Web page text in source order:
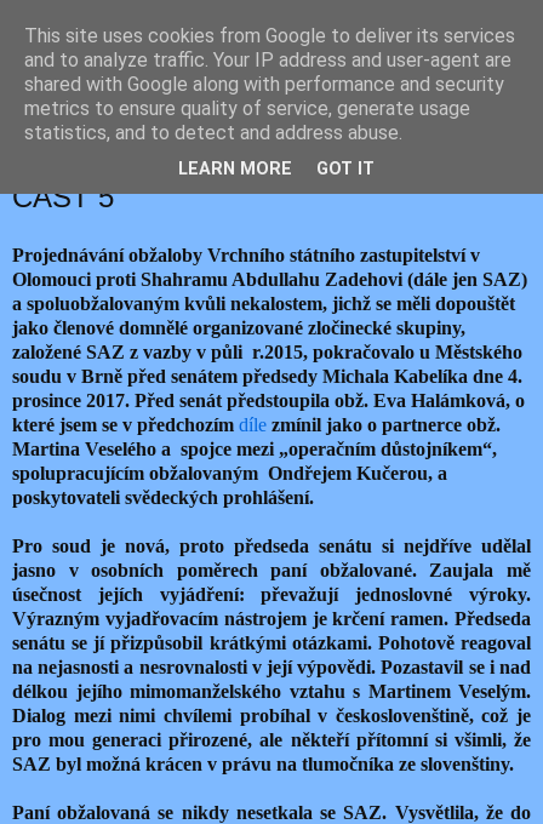
JEMELIK ZDENĚK
úterý 5. prosince 2017
KAUZA ZADEH: NOVÁ OBŽALOBA –
ČÁST 5
Projednávání obžaloby Vrchního státního zastupitelství v
Olomouci proti Shahramu Abdullahu Zadehovi (dále jen SAZ)
a spoluobžalovaným kvůli nekalostem, jichž se měli dopouštět
jako členové domnělé organizované zločinecké skupiny,
založené SAZ z vazby v půli r.2015, pokračovalo u Městského
soudu v Brně před senátem předsedy Michala Kabelíka dne 4.
prosince 2017. Před senát předstoupila obž. Eva Halámková, o
které jsem se v předchozím díle zmínil jako o partnerce obž.
Martina Veselého a spojce mezi „operačním důstojníkem“,
spolupracujícím obžalovaným Ondřejem Kučerou, a
poskytovateli svědeckých prohlášení.
Pro soud je nová, proto předseda senátu si nejdříve udělal
jasno v osobních poměrech paní obžalované. Zaujala mě
úsečnost jejích vyjádření: převažují jednoslovné výroky.
Výrazným vyjadřovacím nástrojem je krčení ramen. Předseda
senátu se jí přizpůsobil krátkými otázkami. Pohotově reagoval
na nejasnosti a nesrovnalosti v její výpovědi. Pozastavil se i nad
délkou jejího mimomanželského vztahu s Martinem Veselým.
Dialog mezi nimi chvílemi probíhal v českoslovenštině, což je
pro mou generaci přirozené, ale někteří přítomní si všimli, že
SAZ byl možná krácen v právu na tlumočníka ze slovenštiny.
Paní obžalovaná se nikdy nesetkala se SAZ. Vysvětlila, že do
This site uses cookies from Google to deliver its services
and to analyze traffic. Your IP address and user-agent are
shared with Google along with performance and security
metrics to ensure quality of service, generate usage
statistics, and to detect and address abuse.
LEARN MORE GOT IT